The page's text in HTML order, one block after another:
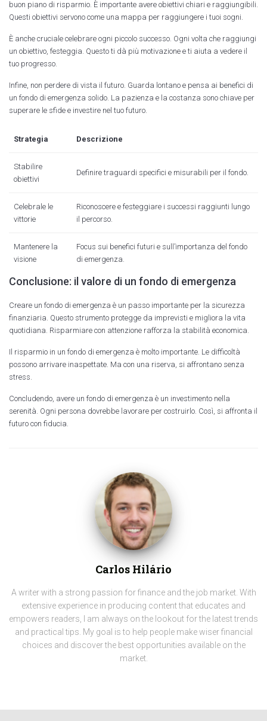
buon piano di risparmio. È importante avere obiettivi chiari e raggiungibili.
Questi obiettivi servono come una mappa per raggiungere i tuoi sogni.
È anche cruciale celebrare ogni piccolo successo. Ogni volta che raggiungi
un obiettivo, festeggia. Questo ti dà più motivazione e ti aiuta a vedere il
tuo progresso.
Infine, non perdere di vista il futuro. Guarda lontano e pensa ai benefici di
un fondo di emergenza solido. La pazienza e la costanza sono chiave per
superare le sfide e investire nel tuo futuro.
Strategia Descrizione
Stabilire
obiettivi
Definire traguardi specifici e misurabili per il fondo.
Celebrale le
vittorie
Riconoscere e festeggiare i successi raggiunti lungo
il percorso.
Mantenere la
visione
Focus sui benefici futuri e sull’importanza del fondo
di emergenza.
Conclusione: il valore di un fondo di emergenza
Creare un fondo di emergenza è un passo importante per la sicurezza
finanziaria. Questo strumento protegge da imprevisti e migliora la vita
quotidiana. Risparmiare con attenzione rafforza la stabilità economica.
Il risparmio in un fondo di emergenza è molto importante. Le difficoltà
possono arrivare inaspettate. Ma con una riserva, si affrontano senza
stress.
Concludendo, avere un fondo di emergenza è un investimento nella
serenità. Ogni persona dovrebbe lavorare per costruirlo. Così, si affronta il
futuro con fiducia.
Carlos Hilário
A writer with a strong passion for finance and the job market. With
extensive experience in producing content that educates and
empowers readers, I am always on the lookout for the latest trends
and practical tips. My goal is to help people make wiser financial
choices and discover the best opportunities available on the
market.